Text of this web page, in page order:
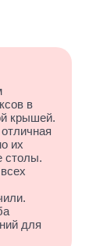
в
крышей.
их
столы.
для